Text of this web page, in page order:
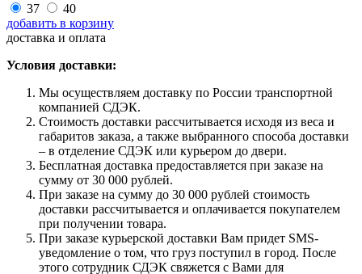
37
40
добавить в корзину
доставка и оплата
Условия доставки:
Мы осуществляем доставку по России транспортной
компанией СДЭК.
Стоимость доставки рассчитывается исходя из веса и
габаритов заказа, а также выбранного способа доставки
– в отделение СДЭК или курьером до двери.
Бесплатная доставка предоставляется при заказе на
сумму от 30 000 рублей.
При заказе на сумму до 30 000 рублей стоимость
доставки рассчитывается и оплачивается покупателем
при получении товара.
При заказе курьерской доставки Вам придет SMS-
уведомление о том, что груз поступил в город. После
этого сотрудник СДЭК свяжется с Вами для